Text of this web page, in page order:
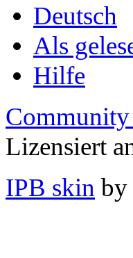
Deutsch
Als
Hilfe
Lizensiert
IPB skin by